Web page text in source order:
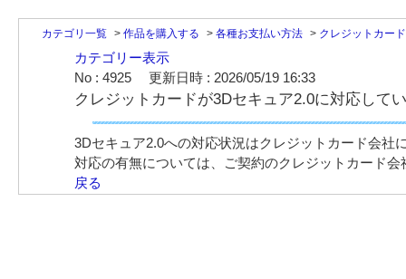
カテゴリ一覧 > 作品を購入する > 各種お支払い方法 > クレジットカード
カテゴリー表示
No : 4925
更新日時 : 2026/05/19 16:33
クレジットカードが3Dセキュア2.0に対応して
3Dセキュア2.0への対応状況はクレジットカード会社
対応の有無については、ご契約のクレジットカード
戻る